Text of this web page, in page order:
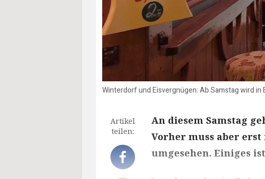
Winterdorf und Eisvergnügen: Ab Samstag wird in
Artikel
teilen:
An diesem Samstag
Vorher muss aber
umgesehen. Einiges